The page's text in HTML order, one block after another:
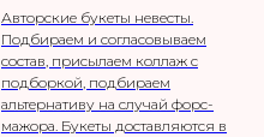
Авторские букеты невесты.
Подбираем и согласовываем
состав, присылаем коллаж с
подборкой, подбираем
альтернативу на случай форс-
мажора. Букеты доставляются в